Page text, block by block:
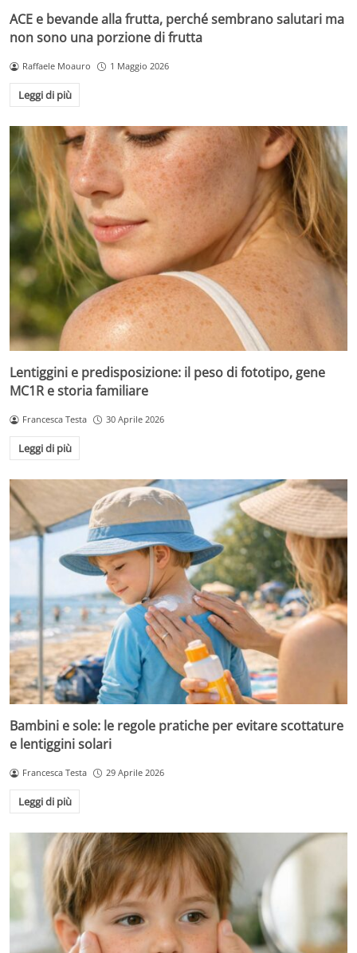
ACE e bevande alla frutta, perché sembrano salutari ma
non sono una porzione di frutta
Raffaele Moauro 1 Maggio 2026
Leggi di più
Lentiggini e predisposizione: il peso di fototipo, gene
MC1R e storia familiare
Francesca Testa 30 Aprile 2026
Leggi di più
Bambini e sole: le regole pratiche per evitare scottature
e lentiggini solari
Francesca Testa 29 Aprile 2026
Leggi di più